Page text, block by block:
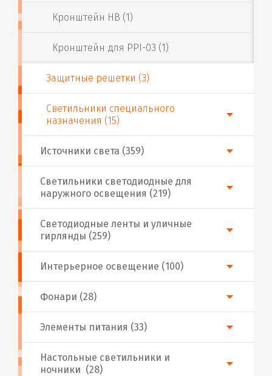
Фонари (28)
Настольные светильники и
ночники (28)
Интерьерное освещение (100)
Источники света (359)
Светодиодные ленты и уличные
гирлянды (259)
Кронштейн HB (1)
Кронштейн для PPI-03 (1)
Защитные решетки (3)
Светильники специального
назначения (15)
Светильники светодиодные для
наружного освещения (219)
Элементы питания (33)